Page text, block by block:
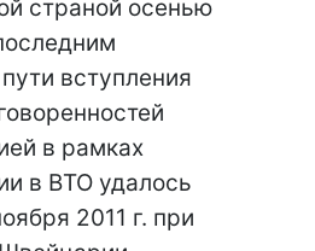
страной осенью
вступления
в рамках
в ВТО удалось
2011 г. при